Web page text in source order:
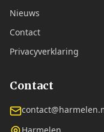
Nieuws
Contact
Privacyverklaring
Contact